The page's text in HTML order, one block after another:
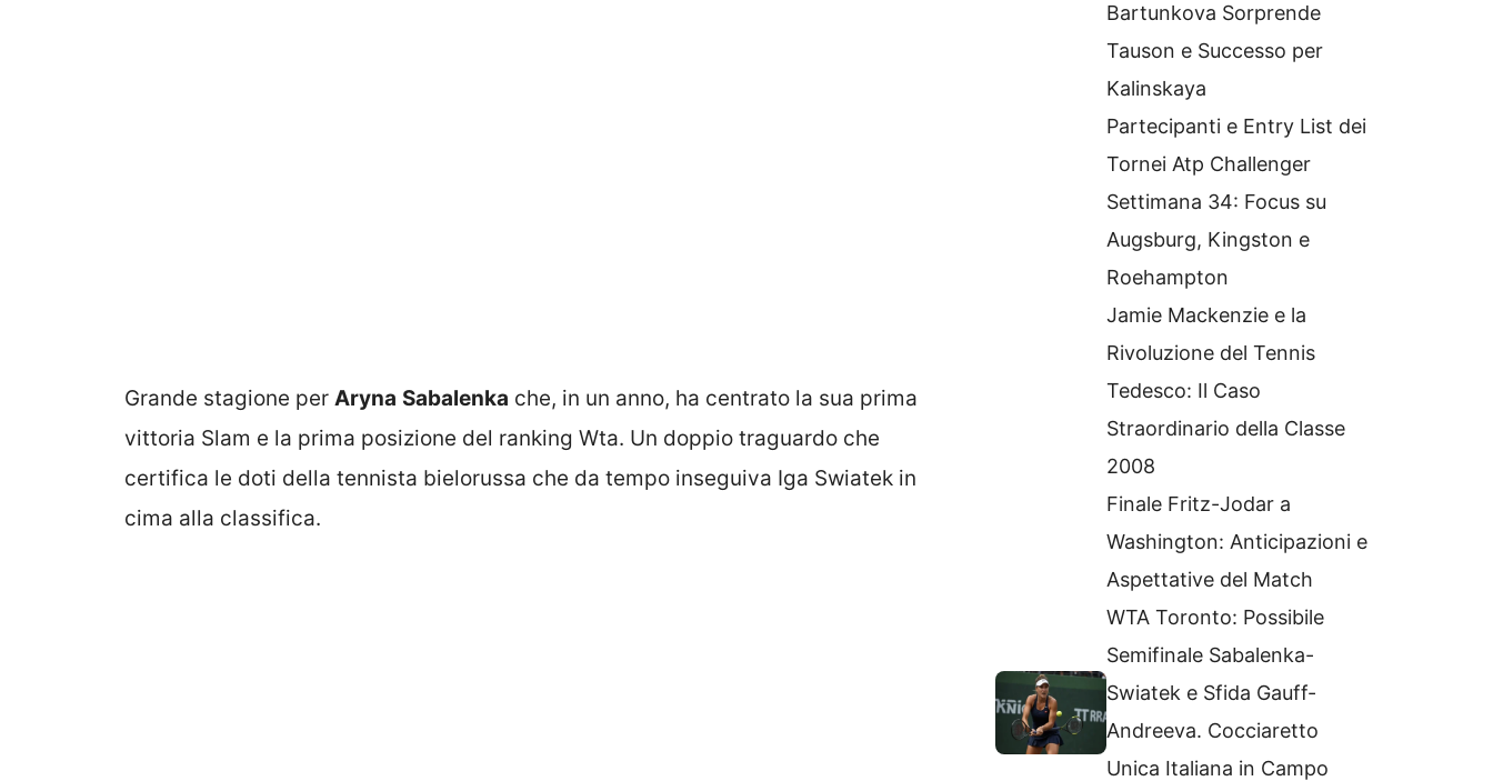
Grande stagione per Aryna Sabalenka che, in un anno, ha centrato la sua prima
vittoria Slam e la prima posizione del ranking Wta. Un doppio traguardo che
certifica le doti della tennista bielorussa che da tempo inseguiva Iga Swiatek in
cima alla classifica.
Bartunkova Sorprende
Tauson e Successo per
Kalinskaya
Partecipanti e Entry List dei
Tornei Atp Challenger
Settimana 34: Focus su
Augsburg, Kingston e
Roehampton
Jamie Mackenzie e la
Rivoluzione del Tennis
Tedesco: Il Caso
Straordinario della Classe
2008
Finale Fritz-Jodar a
Washington: Anticipazioni e
Aspettative del Match
WTA Toronto: Possibile
Semifinale Sabalenka-
Swiatek e Sfida Gauff-
Andreeva. Cocciaretto
Unica Italiana in Campo